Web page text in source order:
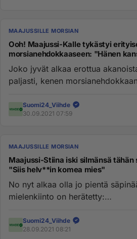
MAAJUSSILLE MORSIAN
Ooh! Maajussi-Kalle tykästyi
morsianehdokkaaseen: "Hänen
Joko jyvät alkaa erottua
paljasti, kenen
Suomi24_Viihde
30.09.2021 07:59
MAAJUSSILLE MORSIAN
Maajussi-Stiina iski silmänsä tähän
"Siis helv**in komea mies"
No nyt alkaa olla jo pientä
mielenkiinto on herätetty:
Suomi24_Viihde
28.09.2021 08:21